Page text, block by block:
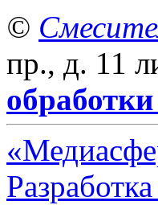
©
пр., д. 11